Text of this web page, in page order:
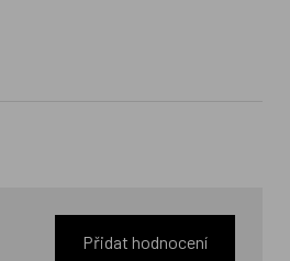
Přidat hodnocení